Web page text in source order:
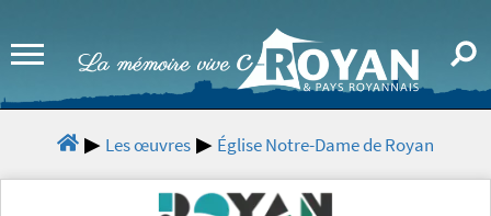
Les œuvres Église Notre-Dame de Royan